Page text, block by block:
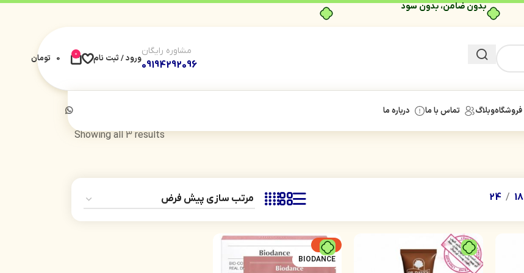
بدون ضامن، بدون سود
مشاوره رایگان
09194292096
ورود / ثبت نام 0
0 تومان
فروشگاهوبلاگ تماس با ما درباره ما
Showing all 3 results
18
24
-7%
BIODANCE